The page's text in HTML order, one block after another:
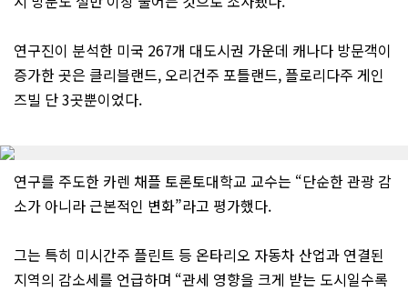
연구진이 분석한 미국 267개 대도시권 가운데 캐나다 방문객이
증가한 곳은 클리블랜드, 오리건주 포틀랜드, 플로리다주 게인
즈빌 단 3곳뿐이었다.
연구를 주도한 카렌 채플 토론토대학교 교수는 “단순한 관광 감
소가 아니라 근본적인 변화”라고 평가했다.
그는 특히 미시간주 플린트 등 온타리오 자동차 산업과 연결된
지역의 감소세를 언급하며 “관세 영향을 크게 받는 도시일수록